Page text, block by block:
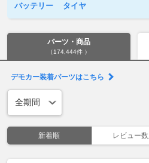
バッテリー
タイヤ
パーツ・商品
（174,444件 ）
デモカー装着パーツはこちら
新着順 レビュー